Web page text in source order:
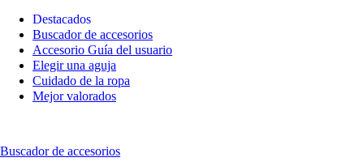
Destacados
Buscador de accesorios
Accesorio Guía del usuario
Elegir una aguja
Cuidado de la ropa
Mejor valorados
Buscador de accesorios